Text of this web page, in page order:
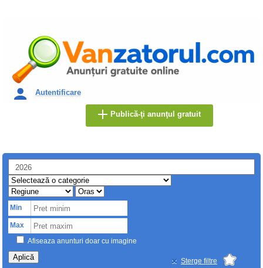
Autentificare
Publică-ţi anunţul gratuit
Min
Max
Afiseaza anunturi doar cu imagine
Aplică Sterge filtre